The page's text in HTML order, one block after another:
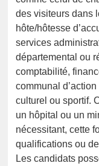
des visiteurs dans
hôte/hôtesse
services
départemental ou
comptabilité,
communal
culturel ou sportif.
un hôpital ou un
nécessitant, cette
qualifications ou
Les candidats